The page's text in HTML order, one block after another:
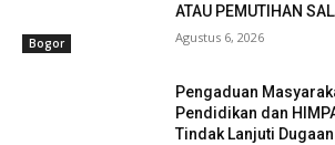
Bogor
ATAU PEMUTIHAN
Agustus 6, 2026
Pengaduan
Pendidikan dan
Tindak Lanjuti